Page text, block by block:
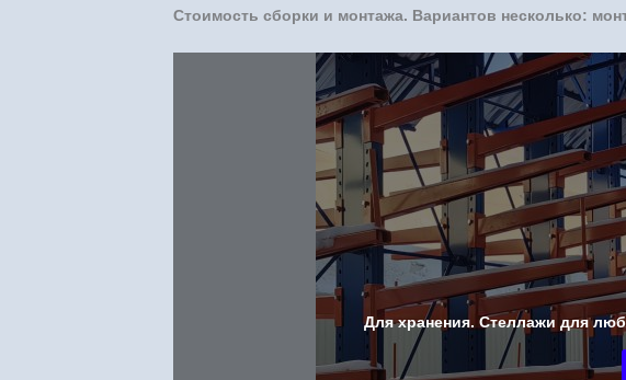
Стоимость сборки и монтажа. Вариантов несколько:
Для хранения. Стеллажи для